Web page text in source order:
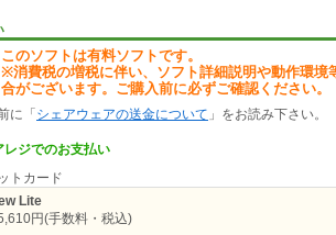
このソフトは有料ソフトです。
※消費税の増税に伴い、ソフト詳細説明や動作環
合がございます。ご購入前に必ずご確認ください。
に「 シェアウェアの送金について 」をお読み下さい。
レジでのお支払い
トカード
Lite
円(手数料・税込)